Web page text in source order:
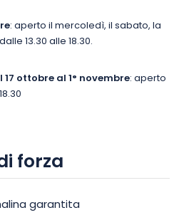
: aperto il mercoledì, il sabato, la
13.30 alle 18.30.
ottobre al 1° novembre: aperto
forza
garantita